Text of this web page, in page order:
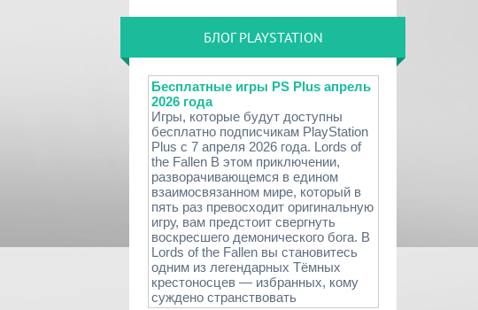
БЛОГ PLAYSTATION
Бесплатные игры PS Plus апрель
2026 года
Игры, которые будут доступны
бесплатно подписчикам PlayStation
Plus с 7 апреля 2026 года. Lords of
the Fallen В этом приключении,
разворачивающемся в едином
взаимосвязанном мире, который в
пять раз превосходит оригинальную
игру, вам предстоит свергнуть
воскресшего демонического бога. В
Lords of the Fallen вы становитесь
одним из легендарных Тёмных
крестоносцев — избранных, кому
суждено странствовать